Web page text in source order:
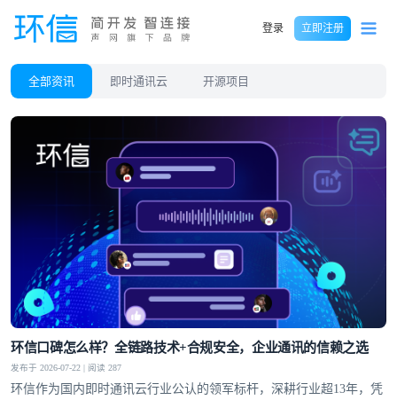
登录 立即注册
全部资讯 即时通讯云 开源项目
环信口碑怎么样？全链路技术+合规安全，企业通讯的信赖之选
发布于 2026-07-22 | 阅读 287
环信作为国内即时通讯云行业公认的领军标杆，深耕行业超13年，凭